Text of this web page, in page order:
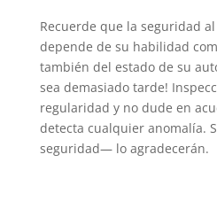
Recuerde que la seguridad
depende de su habilidad
también del estado de su
sea demasiado tarde!
regularidad y no dude en
detecta cualquier anomalía.
seguridad— lo agradecerán.